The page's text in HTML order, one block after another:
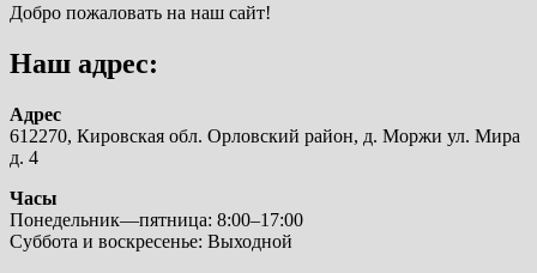
Добро пожаловать на наш сайт!
Наш адрес:
Адрес
612270, Кировская обл. Орловский район, д. Моржи ул. Мира
д. 4
Часы
Понедельник—пятница: 8:00–17:00
Суббота и воскресенье: Выходной